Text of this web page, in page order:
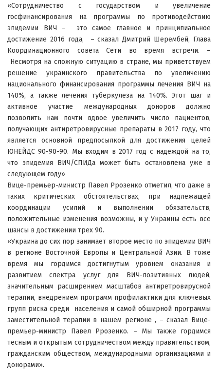
«Сотрудничество с государством и увеличение
госфинансирования на программы по противодействию
эпидемии ВИЧ – это самое главное и принципиальное
достижение 2016 года, – сказал Дмитрий Шерембей, Глава
Координационного совета Сети во время встречи. –
Несмотря на сложную ситуацию в стране, мы приветствуем
решение украинского правительства по увеличению
национального финансирования программы лечения ВИЧ на
140%, а также лечения туберкулеза на 140%. Этот шаг и
активное участие международных доноров должно
позволить нам почти вдвое увеличить число пациентов,
получающих антиретровирусные препараты в 2017 году, что
является основной предпосылкой для достижения целей
ЮНЕЙДС 90-90-90. Мы входим в 2017 год с надеждой на то,
что эпидемия ВИЧ/СПИДа может быть остановлена уже в
следующем году»
Вице-премьер-министр Павел Ррозенко отметил, что даже в
таких критических обстоятельствах, при надлежащей
координации усилий и выполнении обязательств,
положительные изменения возможны, и у Украины есть все
шансы в достижении трех 90.
«Украина до сих пор занимает второе место по эпидемии ВИЧ
в регионе Восточной Европы и Центральной Азии. В тоже
время мы гордимся достигнутым уровнем оказания и
развитием спектра услуг для ВИЧ-позитивных людей,
значительным расширением масштабов антиретровирусной
терапии, внедрением программ профилактики для ключевых
групп риска среди населения и самой обширной программы
заместительной терапии в нашем регионе , – сказал Вице-
премьер-министр Павел Ррозенко. – Мы также гордимся
тесным и открытым сотрудничеством между правительством,
гражданским обществом, международными организациями и
донорами».